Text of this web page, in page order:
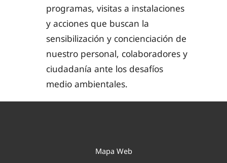
programas, visitas a instalaciones
y acciones que buscan la
sensibilización y concienciación de
nuestro personal, colaboradores y
ciudadanía ante los desafíos
medio ambientales.
Mapa Web